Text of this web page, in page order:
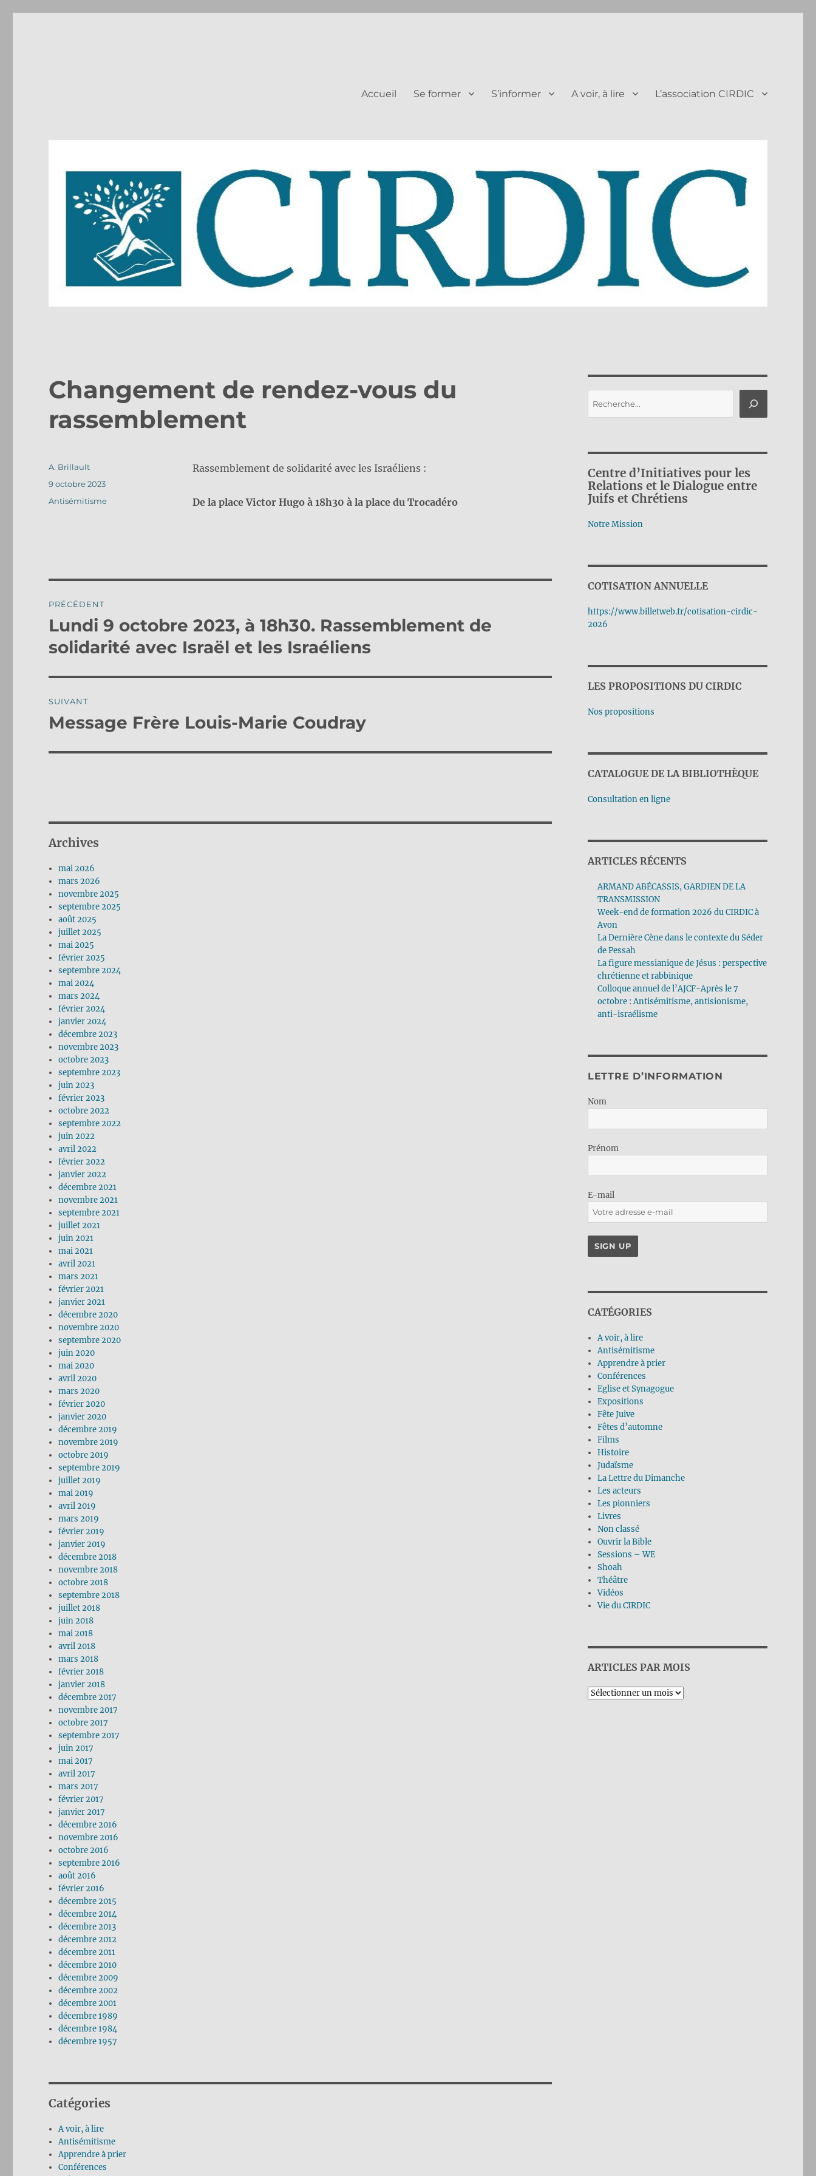
Accueil Se former S’informer A voir, à lire L’association CIRDIC
Changement de rendez-vous du
rassemblement
Rassemblement de solidarité avec les Israéliens :
De la place Victor Hugo à 18h30 à la place du Trocadéro
Auteur
A. Brillault
Publié
9 octobre 2023
Catégories
Antisémitisme
de
l’article
PRÉCÉDENT
Publication
précédente :
Lundi 9 octobre 2023, à 18h30. Rassemblement de
solidarité avec Israël et les Israéliens
SUIVANT
Publication
Message Frère Louis-Marie Coudray
Archives
mai 2026
mars 2026
novembre 2025
septembre 2025
août 2025
juillet 2025
mai 2025
février 2025
septembre 2024
mai 2024
mars 2024
février 2024
janvier 2024
décembre 2023
novembre 2023
octobre 2023
septembre 2023
juin 2023
février 2023
octobre 2022
septembre 2022
juin 2022
avril 2022
février 2022
janvier 2022
décembre 2021
novembre 2021
septembre 2021
juillet 2021
juin 2021
mai 2021
avril 2021
mars 2021
février 2021
janvier 2021
décembre 2020
novembre 2020
septembre 2020
juin 2020
mai 2020
avril 2020
mars 2020
février 2020
janvier 2020
décembre 2019
novembre 2019
octobre 2019
septembre 2019
juillet 2019
mai 2019
avril 2019
mars 2019
février 2019
janvier 2019
décembre 2018
novembre 2018
octobre 2018
septembre 2018
juillet 2018
juin 2018
mai 2018
avril 2018
mars 2018
février 2018
janvier 2018
décembre 2017
novembre 2017
octobre 2017
septembre 2017
juin 2017
mai 2017
avril 2017
mars 2017
février 2017
janvier 2017
décembre 2016
novembre 2016
octobre 2016
septembre 2016
août 2016
février 2016
décembre 2015
décembre 2014
décembre 2013
décembre 2012
décembre 2011
décembre 2010
décembre 2009
décembre 2002
décembre 2001
décembre 1989
décembre 1984
décembre 1957
Catégories
A voir, à lire
Antisémitisme
Apprendre à prier
Conférences
Centre d’Initiatives pour les
Relations et le Dialogue entre
Juifs et Chrétiens
Notre Mission
COTISATION ANNUELLE
https://www.billetweb.fr/cotisation-cirdic-
2026
LES PROPOSITIONS DU CIRDIC
Nos propositions
CATALOGUE DE LA BIBLIOTHÈQUE
Consultation en ligne
ARTICLES RÉCENTS
ARMAND ABÉCASSIS, GARDIEN DE LA
TRANSMISSION
Week-end de formation 2026 du CIRDIC à
Avon
La Dernière Cène dans le contexte du Séder
de Pessah
La figure messianique de Jésus : perspective
chrétienne et rabbinique
Colloque annuel de l’AJCF-Après le 7
octobre : Antisémitisme, antisionisme,
anti-israélisme
LETTRE D’INFORMATION
Nom
Prénom
E-mail
CATÉGORIES
A voir, à lire
Antisémitisme
Apprendre à prier
Conférences
Eglise et Synagogue
Expositions
Fête Juive
Fêtes d’automne
Films
Histoire
Judaïsme
La Lettre du Dimanche
Les acteurs
Les pionniers
Livres
Non classé
Ouvrir la Bible
Sessions – WE
Shoah
Théâtre
Vidéos
Vie du CIRDIC
ARTICLES PAR MOIS
Archives